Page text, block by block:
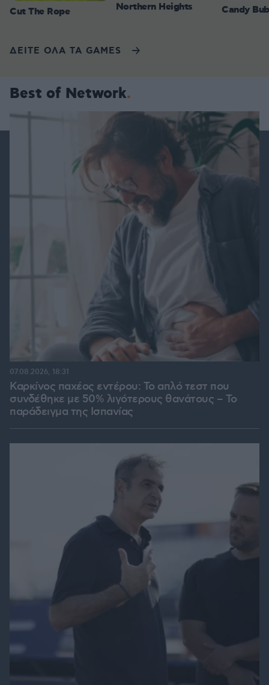
Cut The Rope Northern Heights Candy
ΔΕΙΤΕ ΟΛΑ ΤΑ GAMES
Best of Network
Καρκίνος παχέος εντέρου: Το απλό τεστ που
συνδέθηκε με 50% λιγότερους θανάτους – Το
παράδειγμα της Ισπανίας
07.08.2026, 18:31